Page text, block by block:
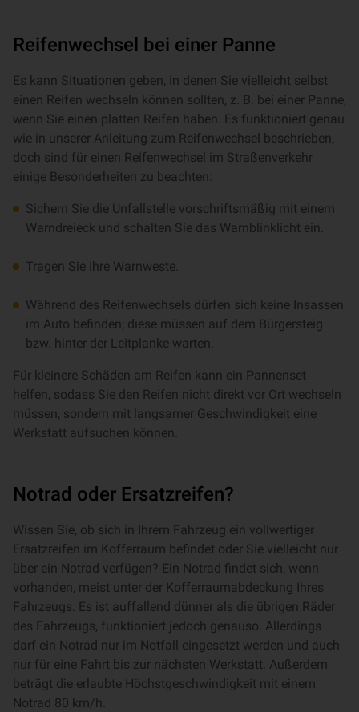
Reifenwechsel bei einer Panne
Es kann Situationen geben, in denen Sie vielleicht selbst
einen Reifen wechseln können sollten, z. B. bei einer Panne,
wenn Sie einen platten Reifen haben. Es funktioniert genau
wie in unserer Anleitung zum Reifenwechsel beschrieben,
doch sind für einen Reifenwechsel im Straßenverkehr
einige Besonderheiten zu beachten:
Sichern Sie die Unfallstelle vorschriftsmäßig mit einem
Warndreieck und schalten Sie das Warnblinklicht ein.
Tragen Sie Ihre Warnweste.
Während des Reifenwechsels dürfen sich keine Insassen
im Auto befinden; diese müssen auf dem Bürgersteig
bzw. hinter der Leitplanke warten.
Für kleinere Schäden am Reifen kann ein Pannenset
helfen, sodass Sie den Reifen nicht direkt vor Ort wechseln
müssen, sondern mit langsamer Geschwindigkeit eine
Werkstatt aufsuchen können.
Notrad oder Ersatzreifen?
Wissen Sie, ob sich in Ihrem Fahrzeug ein vollwertiger
Ersatzreifen im Kofferraum befindet oder Sie vielleicht nur
über ein Notrad verfügen? Ein Notrad findet sich, wenn
vorhanden, meist unter der Kofferraumabdeckung Ihres
Fahrzeugs. Es ist auffallend dünner als die übrigen Räder
des Fahrzeugs, funktioniert jedoch genauso. Allerdings
darf ein Notrad nur im Notfall eingesetzt werden und auch
nur für eine Fahrt bis zur nächsten Werkstatt. Außerdem
beträgt die erlaubte Höchstgeschwindigkeit mit einem
Notrad 80 km/h.